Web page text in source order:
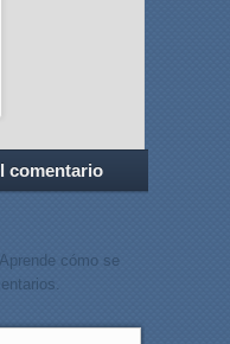
Aprende cómo se